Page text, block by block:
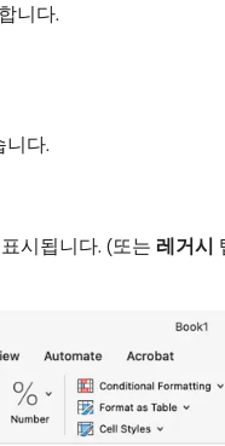
니다.
니다.
시됩니다. (또는 레거시